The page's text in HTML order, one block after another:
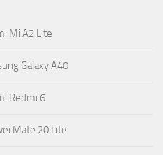
Mi A2 Lite
Galaxy A40
Redmi 6
Mate 20 Lite